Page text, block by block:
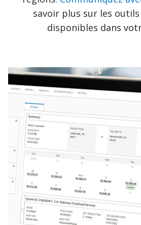
savoir plus sur les
disponibles dans